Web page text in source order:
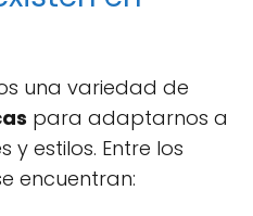
una variedad de
para adaptarnos a
y estilos. Entre los
encuentran: